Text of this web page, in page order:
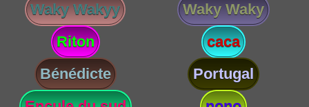
Waky Wakyy
Waky Waky
Riton
caca
Bénédicte
Portugal